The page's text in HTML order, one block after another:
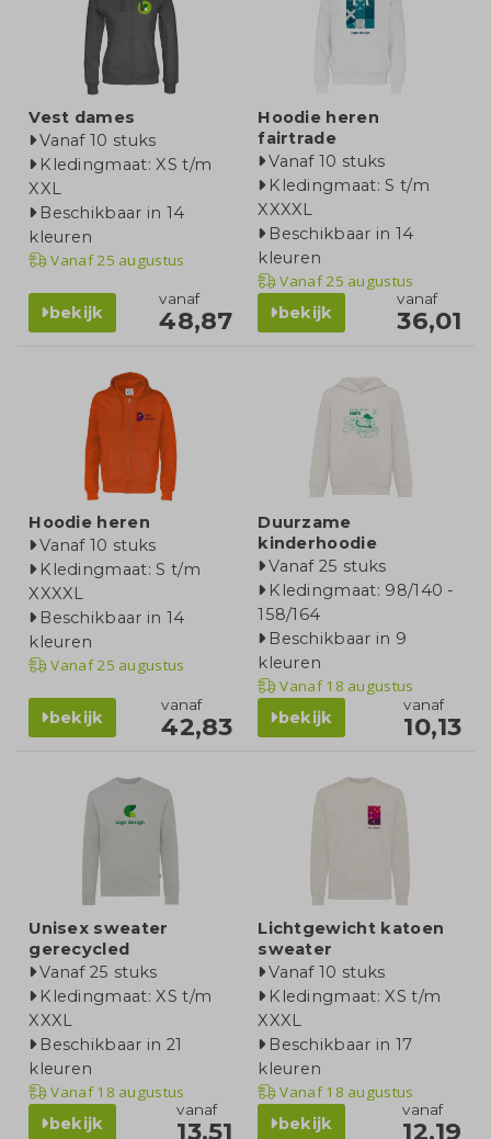
Vest dames
Vanaf 10 stuks
Kledingmaat: XS t/m
XXL
Beschikbaar in 14
kleuren
Vanaf25 augustus
bekijk
vanaf
48,87
Hoodie heren
fairtrade
Vanaf 10 stuks
Kledingmaat: S t/m
XXXXL
Beschikbaar in 14
kleuren
Vanaf25 augustus
bekijk
vanaf
36,01
Hoodie heren
Vanaf 10 stuks
Kledingmaat: S t/m
XXXXL
Beschikbaar in 14
kleuren
Vanaf25 augustus
bekijk
vanaf
42,83
Duurzame
kinderhoodie
Vanaf 25 stuks
Kledingmaat: 98/140 -
158/164
Beschikbaar in 9
kleuren
Vanaf18 augustus
bekijk
vanaf
10,13
Unisex sweater
gerecycled
Vanaf 25 stuks
Kledingmaat: XS t/m
XXXL
Beschikbaar in 21
kleuren
Vanaf18 augustus
bekijk
vanaf
13,51
Lichtgewicht katoen
sweater
Vanaf 10 stuks
Kledingmaat: XS t/m
XXXL
Beschikbaar in 17
kleuren
Vanaf18 augustus
bekijk
vanaf
12,19